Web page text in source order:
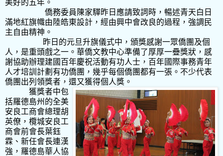
美好的五年。
僑務委員陳家驊昨日應請致詞時，暢述青天白日
滿地紅旗幟由陸皓東設計，經由興中會改良的過程，強調民
主自由精神。
昨日的元旦升旗儀式中，頒獎感謝一眾僑團及個
人，是重頭戲之一。華僑文教中心準備了厚厚一疊獎狀，感
謝協助辦理建國百年慶祝活動有功人士，百年國際事務青年
人才培訓計劃有功僑團，幾乎每個僑團都有一張。不少代表
僑團出列領獎者，還又獲得個人獎。
獲獎者中包
括羅德島州的全美
安良工商會總理胡
英僚，欖城安良工
商會前會長葉鈺
霖、新任會長連漢
強，羅德島華人協